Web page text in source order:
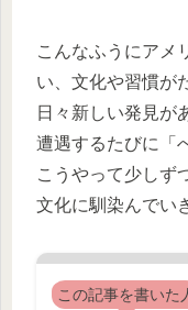
こんなふうにアメ
い、文化や習慣が
日々新しい発見が
遭遇するたびに「
こうやって少しず
文化に馴染んでい
この記事を書いた